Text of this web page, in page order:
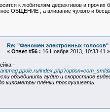
к любителям дефективов и прочих
ОБЩЕНИЕ , а вливание чужого и
Re: "Феномен электронных голосов"
« Ответ #56 : 16 Ноября 2013, 10:33:41 »
-
объединить аудио и скоростное
километры плёнки прослушивать.